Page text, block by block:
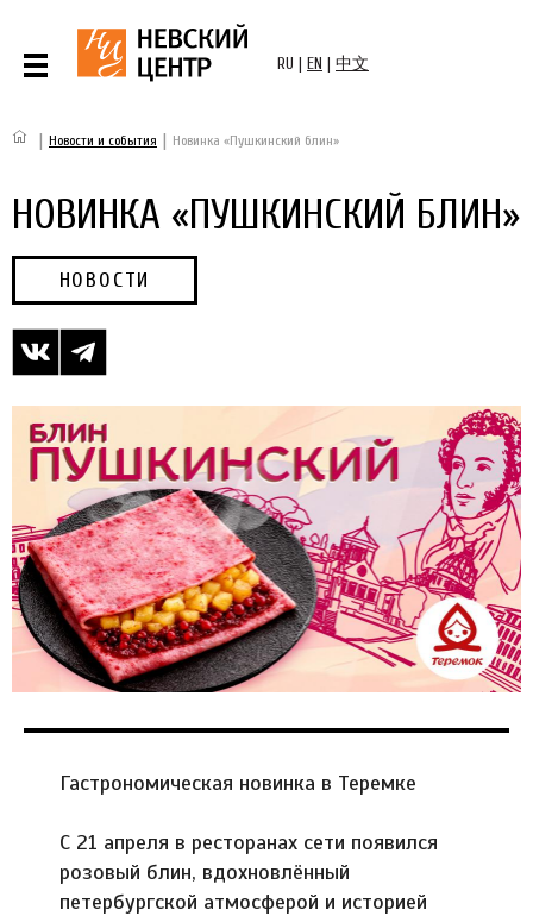
RU | EN | 中文
| Новости и события | Новинка «Пушкинский блин»
НОВИНКА «ПУШКИНСКИЙ БЛИН»
НОВОСТИ
Гастрономическая новинка в Теремке
С 21 апреля в ресторанах сети появился
розовый блин, вдохновлённый
петербургской атмосферой и историей